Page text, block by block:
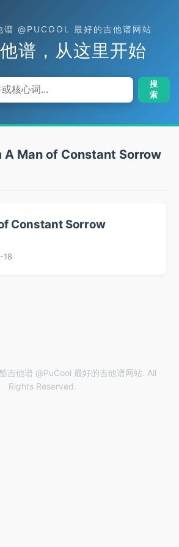
谱 @PUCOOL 最好的吉他谱网站
谱，从这里开始
搜
索
A Man of Constant Sorrow
Constant Sorrow
18
吉他谱 @PuCool 最好的吉他谱网站. All
Rights Reserved.